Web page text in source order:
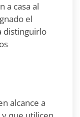
a casa al
el
distinguirlo
alcance a